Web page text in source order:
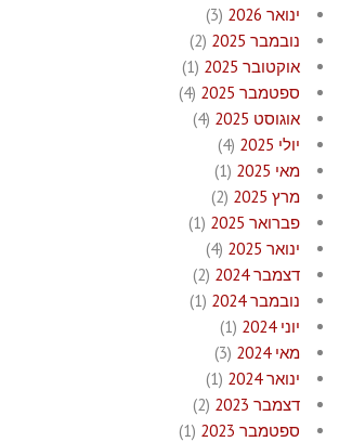
ינואר 2026
(3)
נובמבר 2025
(2)
אוקטובר 2025
(1)
ספטמבר 2025
(4)
אוגוסט 2025
(4)
יולי 2025
(4)
מאי 2025
(1)
מרץ 2025
(2)
פברואר 2025
(1)
ינואר 2025
(4)
דצמבר 2024
(2)
נובמבר 2024
(1)
יוני 2024
(1)
מאי 2024
(3)
ינואר 2024
(1)
דצמבר 2023
(2)
ספטמבר 2023
(1)